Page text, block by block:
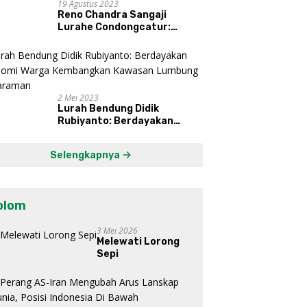
19 Agustus 2023
Reno Chandra Sangaji
Lurahe Condongcatur:
Proses, Dengarkan Suara
Masyarakat, dan Syukuri
Hasil
2 Mei 2023
Lurah Bendung Didik
Rubiyanto: Berdayakan
Mataraman
Selengkapnya
3 Mei 2026
Melewati Lorong
Sepi